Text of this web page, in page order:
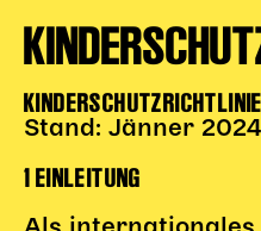
KINDERSCHUTZRICHTLINIE
Stand: Jänner 2024
1 EINLEITUNG